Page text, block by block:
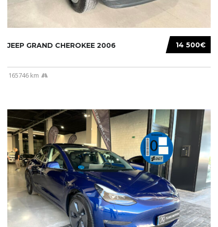
14 500€
JEEP GRAND CHEROKEE 2006
165746 km